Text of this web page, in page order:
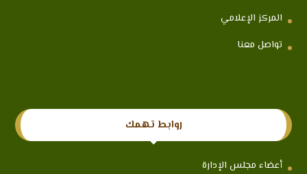
المركز الإعلامي
تواصل معنا
روابط تهمك
أعضاء مجلس الإدارة